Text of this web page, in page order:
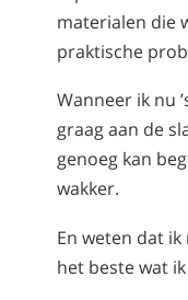
materialen die
praktische
Wanneer ik nu
graag aan de
genoeg kan
wakker.
En weten dat
het beste wat